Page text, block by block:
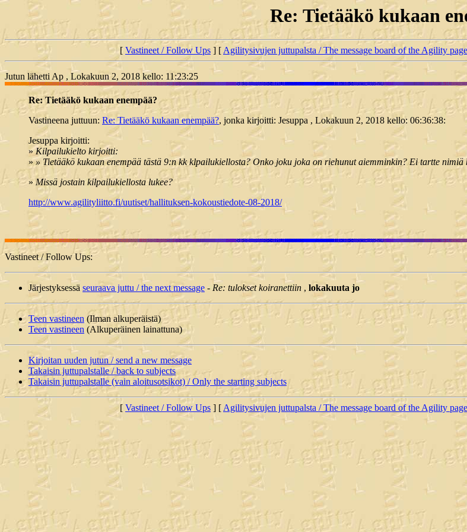
Re: Tietääkö kukaan
[ Vastineet / Follow Ups ] [Agilitysivujen juttupalsta / The message board of the Agility
Jutun lähetti Ap , Lokakuun 2, 2018 kello: 11:23:25
Re: Tietääkö kukaan enempää?
Vastineena juttuun: Re: Tietääkö kukaan enempää?, jonka kirjoitti: Jesuppa , Lokakuun 2, 2018 kello: 06:36:38:
Jesuppa kirjoitti:
»Kilpailukielto kirjoitti:
»» Tietääkö kukaan enempää tästä 9:n kk klpailukiellosta? Onko joku joka on riehunut aiemminkin? Ei tartte
»Missä jostain kilpailukiellosta lukee?
http://www.agilityliitto.fi/uutiset/hallituksen-kokoustiedote-08-2018/
Vastineet / Follow Ups:
Järjestyksessä seuraava juttu / the next message - Re: tulokset koiranettiin , lokakuuta jo
Teen vastineen (Ilman alkuperäistä)
Teen vastineen (Alkuperäinen lainattuna)
Kirjoitan uuden jutun / send a new message
Takaisin juttupalstalle / back to subjects
Takaisin juttupalstalle (vain aloitusotsikot) / Only the starting subjects
[ Vastineet / Follow Ups ] [Agilitysivujen juttupalsta / The message board of the Agility